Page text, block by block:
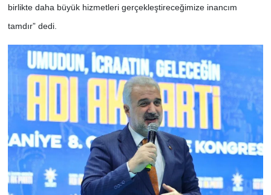
birlikte daha büyük hizmetleri gerçekleştireceğimize inancım
tamdır” dedi.